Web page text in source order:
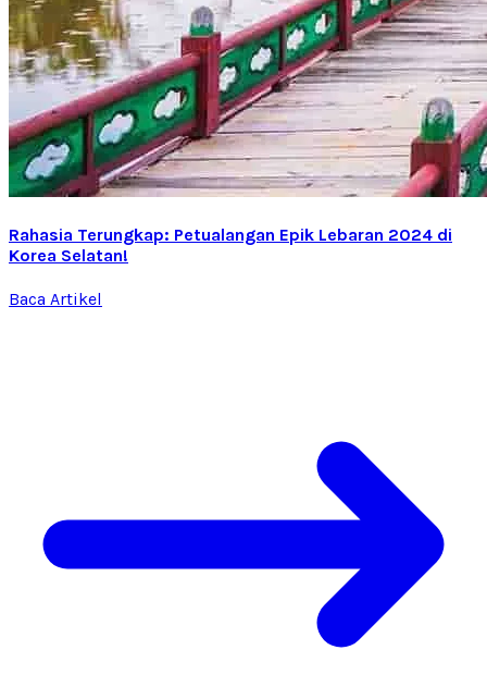
Rahasia Terungkap: Petualangan Epik Lebaran 2024 di
Korea Selatan!
Baca Artikel